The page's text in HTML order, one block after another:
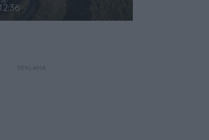
REKLAMA